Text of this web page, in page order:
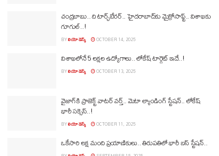
చంద్రబాబు.. ది టార్చ్‌బేరర్‌.. హైదరాబాద్‌కు మైక్రోసాఫ్ట్‌.. విశాఖకు
గూగుల్‌..!
BYలియో డెస్క్ OCTOBER 14, 2025
విశాఖలోనే 5 లక్షల ఉద్యోగాలు.. లోకేష్ టార్గెట్ ఇదే..!
BYలియో డెస్క్ OCTOBER 13, 2025
వైజాగ్‌కి ప్రాజెక్ట్ వాటర్‌ వర్త్‌.. మెటా ల్యాండింగ్ స్టేషన్‌.. లోకేష్‌
భారీ సక్సెస్‌..!
BYలియో డెస్క్ OCTOBER 11, 2025
ఒకేసారి లక్ష మంది ప్రయాణికులు.. తిరుపతిలో భారీ బస్‌ స్టేషన్‌..